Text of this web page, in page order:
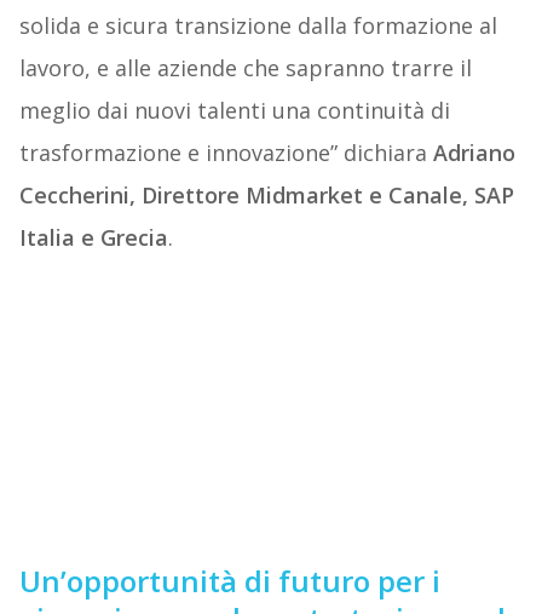
solida e sicura transizione dalla formazione al
lavoro, e alle aziende che sapranno trarre il
meglio dai nuovi talenti una continuità di
trasformazione e innovazione” dichiara Adriano
Ceccherini, Direttore Midmarket e Canale, SAP
Italia e Grecia.
Un’opportunità di futuro per i